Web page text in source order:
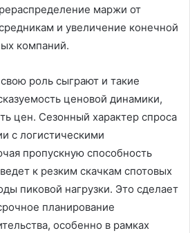
маржи от
и увеличение конечной
компаний.
роль сыграют и такие
ценовой динамики,
цен. Сезонный характер спроса
с логистическими
пропускную способность
к резким скачкам спотовых
пиковой нагрузки. Это сделает
планирование
особенно в рамках